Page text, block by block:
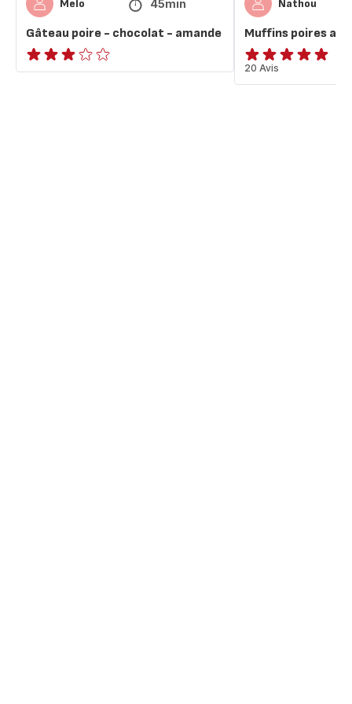
Melo 45min
Gâteau poire - chocolat - amande
Avis
Nathou
Muffins poires
ratings.4.9
20 Avis